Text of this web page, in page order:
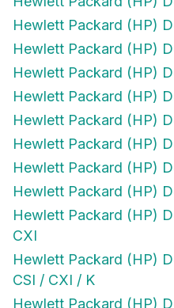
Hewlett Packard (HP)
Hewlett Packard (HP)
Hewlett Packard (HP)
Hewlett Packard (HP)
Hewlett Packard (HP)
Hewlett Packard (HP)
Hewlett Packard (HP)
Hewlett Packard (HP)
Hewlett Packard (HP)
CXI
Hewlett Packard (HP)
CSI / CXI / K
Hewlett Packard (HP)